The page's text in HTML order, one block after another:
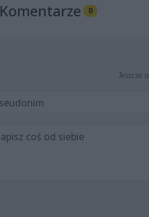
Komentarze 0
Jeszcze